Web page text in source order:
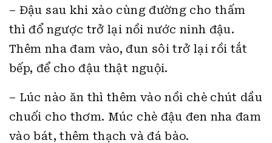
– Đậu sau khi xào cùng đường cho thấm
thì đổ ngược trở lại nồi nước ninh đậu.
Thêm nha đam vào, đun sôi trở lại rồi tắt
bếp, để cho đậu thật nguội.
– Lúc nào ăn thì thêm vào nồi chè chút dầu
chuối cho thơm. Múc chè đậu đen nha đam
vào bát, thêm thạch và đá bào.